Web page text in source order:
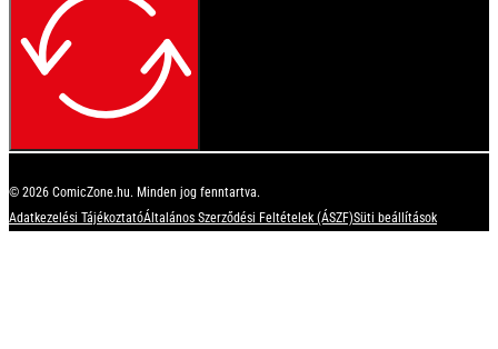
© 2026 ComicZone.hu. Minden jog fenntartva.
Adatkezelési TájékoztatóÁltalános Szerződési Feltételek (ÁSZF)Süti beállítások